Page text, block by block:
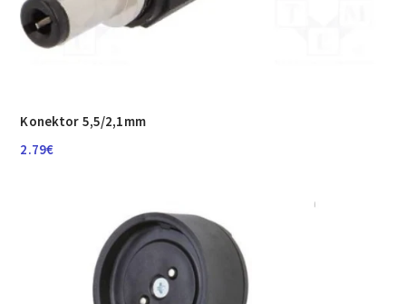
Konektor 5,5/2,1mm
2.79€